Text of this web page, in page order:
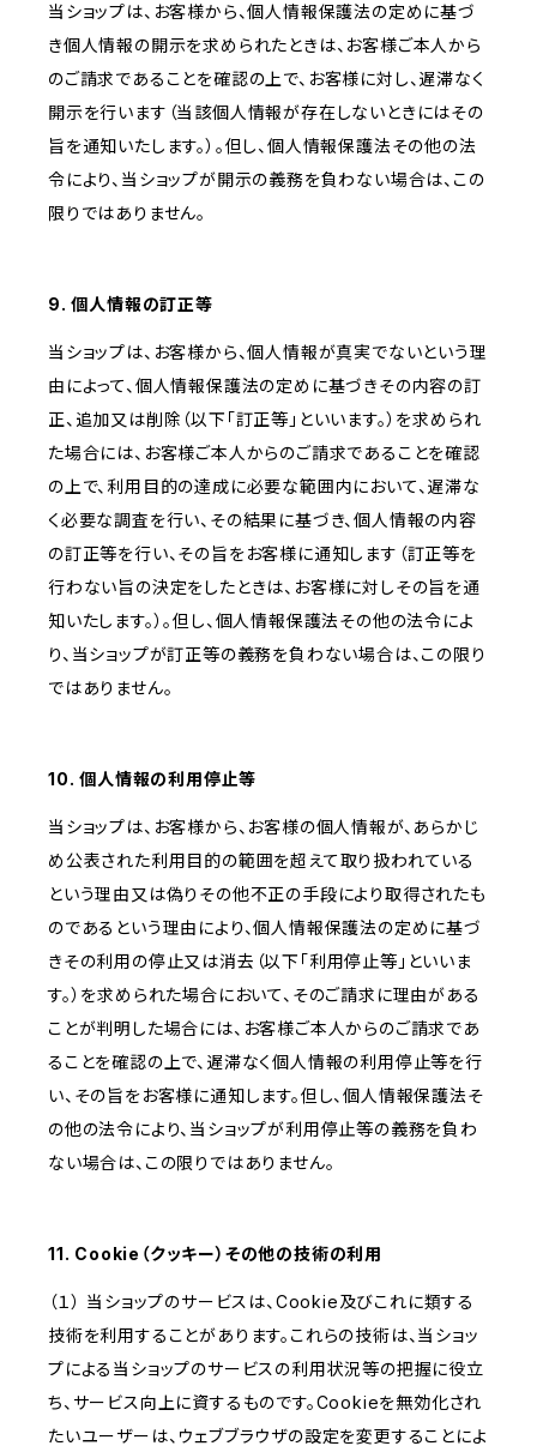
当ショップは、お客様から、個人情報保護法の定めに基づ
き個人情報の開示を求められたときは、お客様ご本人から
のご請求であることを確認の上で、お客様に対し、遅滞なく
開示を行います（当該個人情報が存在しないときにはその
旨を通知いたします。）。但し、個人情報保護法その他の法
令により、当ショップが開示の義務を負わない場合は、この
限りではありません。
9. 個人情報の訂正等
当ショップは、お客様から、個人情報が真実でないという理
由によって、個人情報保護法の定めに基づきその内容の訂
正、追加又は削除（以下「訂正等」といいます。）を求められ
た場合には、お客様ご本人からのご請求であることを確認
の上で、利用目的の達成に必要な範囲内において、遅滞な
く必要な調査を行い、その結果に基づき、個人情報の内容
の訂正等を行い、その旨をお客様に通知します（訂正等を
行わない旨の決定をしたときは、お客様に対しその旨を通
知いたします。）。但し、個人情報保護法その他の法令によ
り、当ショップが訂正等の義務を負わない場合は、この限り
ではありません。
10. 個人情報の利用停止等
当ショップは、お客様から、お客様の個人情報が、あらかじ
め公表された利用目的の範囲を超えて取り扱われている
という理由又は偽りその他不正の手段により取得されたも
のであるという理由により、個人情報保護法の定めに基づ
きその利用の停止又は消去（以下「利用停止等」といいま
す。）を求められた場合において、そのご請求に理由がある
ことが判明した場合には、お客様ご本人からのご請求であ
ることを確認の上で、遅滞なく個人情報の利用停止等を行
い、その旨をお客様に通知します。但し、個人情報保護法そ
の他の法令により、当ショップが利用停止等の義務を負わ
ない場合は、この限りではありません。
11. Cookie（クッキー）その他の技術の利用
（１） 当ショップのサービスは、Cookie及びこれに類する
技術を利用することがあります。これらの技術は、当ショッ
プによる当ショップのサービスの利用状況等の把握に役立
ち、サービス向上に資するものです。Cookieを無効化され
たいユーザーは、ウェブブラウザの設定を変更することによ